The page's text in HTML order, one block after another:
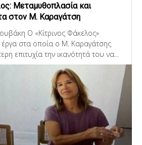
Μεταμυθοπλασία και
στον Μ. Καραγάτση
Φάκελος»
έργα στα οποία ο Μ. Καραγάτσης
επιτυχία την ικανότητά του να...